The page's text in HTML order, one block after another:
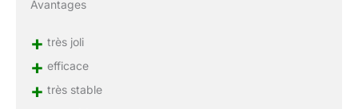
Avantages
+ très joli
+ efficace
+ très stable